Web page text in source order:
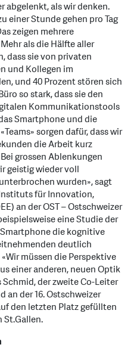
abgelenkt, als wir denken.
einer Stunde gehen pro Tag
zeigen mehrere
als die Hälfte aller
dass sie von privaten
und Kollegen im
und 40 Prozent stören sich
so stark, dass sie den
Kommunikationstools
Smartphone und die
sorgen dafür, dass wir
die Arbeit kurz
grossen Ablenkungen
geistig wieder voll
wurden», sagt
für Innovation,
an der OST – Ostschweizer
eine Studie der
die kognitive
deutlich
müssen die Perspektive
einer anderen, neuen Optik
der zweite Co-Leiter
an der 16. Ostschweizer
den letzten Platz gefüllten
St.Gallen.